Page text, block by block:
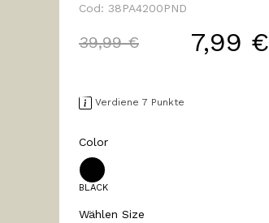
Cod: 38PA4200PND
Price reduced from
39,99 €to 7,99 €
Verdiene 7 Punkte
Color
BLACK
Wählen Size